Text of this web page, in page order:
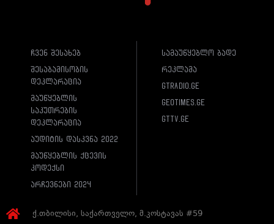
ჩვენ შესახებ
შესაბამისობის
დეკლარაცია
მაუწყებლის
საკუთრების
დეკლარაცია
აუდიტის დასკვნა 2022
მაუწყებლის ქცევის
კოდექსი
არჩევნები 2024
სამაუწყებლო ბადე
რეკლამა
gtradio.ge
geotimes.ge
gttv.ge
ქ.თბილისი, საქართველო, მ.კოსტავას #59